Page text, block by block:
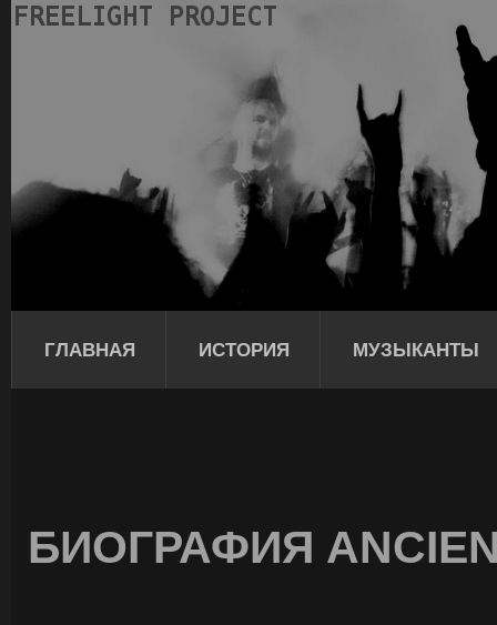
ГЛАВНАЯ ИСТОРИЯ МУЗЫКАНТЫ
БИОГРАФИЯ